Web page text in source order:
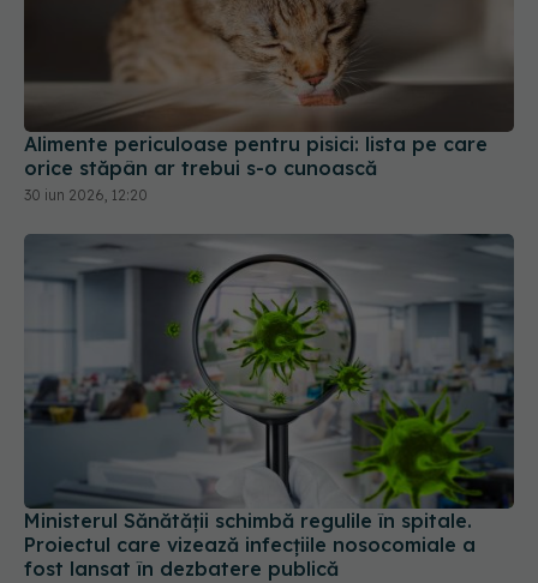
Alimente periculoase pentru pisici: lista pe care
orice stăpân ar trebui s-o cunoască
30 iun 2026, 12:20
Ministerul Sănătății schimbă regulile în spitale.
Proiectul care vizează infecțiile nosocomiale a
fost lansat în dezbatere publică